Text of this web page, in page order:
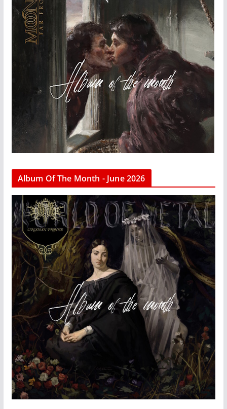
Album Of The Month - June 2026